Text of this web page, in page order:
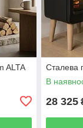
ALTA
Сталева
В
28 325